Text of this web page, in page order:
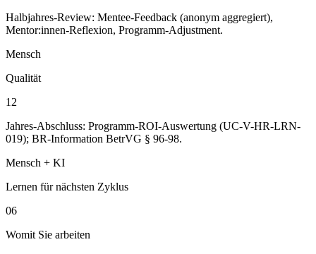
Halbjahres-Review: Mentee-Feedback (anonym aggregiert),
Mentor:innen-Reflexion, Programm-Adjustment.
Mensch
Qualität
12
Jahres-Abschluss: Programm-ROI-Auswertung (UC-V-HR-LRN-
019); BR-Information BetrVG § 96-98.
Mensch + KI
Lernen für nächsten Zyklus
06
Womit Sie arbeiten